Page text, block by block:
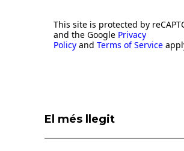
This site is protected by
and the Google Privacy
Policy and Terms of Service
El més llegit